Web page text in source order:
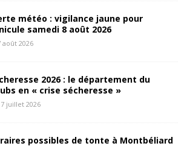
météo : vigilance jaune pour
samedi 8 août 2026
août 2026
2026 : le département du
en « crise sécheresse »
juillet 2026
possibles de tonte à Montbéliard